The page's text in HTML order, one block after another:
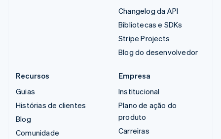
Changelog da API
Bibliotecas e SDKs
Stripe Projects
Blog do desenvolvedor
Recursos
Guias
Histórias de clientes
Blog
Comunidade
Empresa
Institucional
Plano de ação do
produto
Carreiras